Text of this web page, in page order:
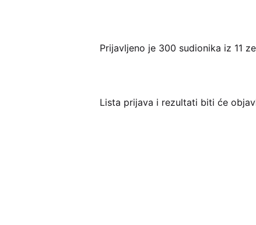
Prijavljeno je 300 sudionika iz 11
Lista prijava i rezultati biti će